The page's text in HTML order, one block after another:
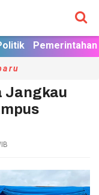
Pemerintahan
Jangkau